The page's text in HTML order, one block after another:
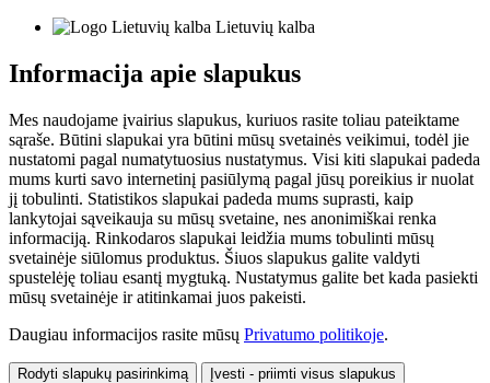
Lietuvių kalba
Informacija apie slapukus
Mes naudojame įvairius slapukus, kuriuos rasite toliau pateiktame
sąraše. Būtini slapukai yra būtini mūsų svetainės veikimui, todėl jie
nustatomi pagal numatytuosius nustatymus. Visi kiti slapukai padeda
mums kurti savo internetinį pasiūlymą pagal jūsų poreikius ir nuolat
jį tobulinti. Statistikos slapukai padeda mums suprasti, kaip
lankytojai sąveikauja su mūsų svetaine, nes anonimiškai renka
informaciją. Rinkodaros slapukai leidžia mums tobulinti mūsų
svetainėje siūlomus produktus. Šiuos slapukus galite valdyti
spustelėję toliau esantį mygtuką. Nustatymus galite bet kada pasiekti
mūsų svetainėje ir atitinkamai juos pakeisti.
Daugiau informacijos rasite mūsų Privatumo politikoje.
Rodyti slapukų pasirinkimą Įvesti - priimti visus slapukus